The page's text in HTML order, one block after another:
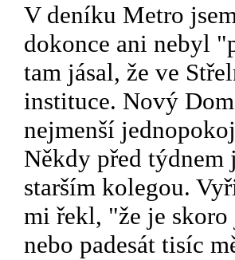
V deníku Metro
dokonce ani nebyl
tam jásal, že ve
instituce. Nový
nejmenší
Někdy před
starším kolegou.
mi řekl, "že je
nebo padesát tisíc